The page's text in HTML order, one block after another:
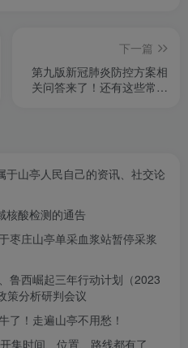
下一篇
第九版新冠肺炎防控方案相
关问答来了！还有这些常见
于山亭人民自己的资讯、社交论
核酸检测的通告
枣庄山亭单采血浆站暂停采浆
鲁西崛起三年行动计划（2023
策分析研判会议
了！走遍山亭不用愁！
集时间、位置、路线都有了